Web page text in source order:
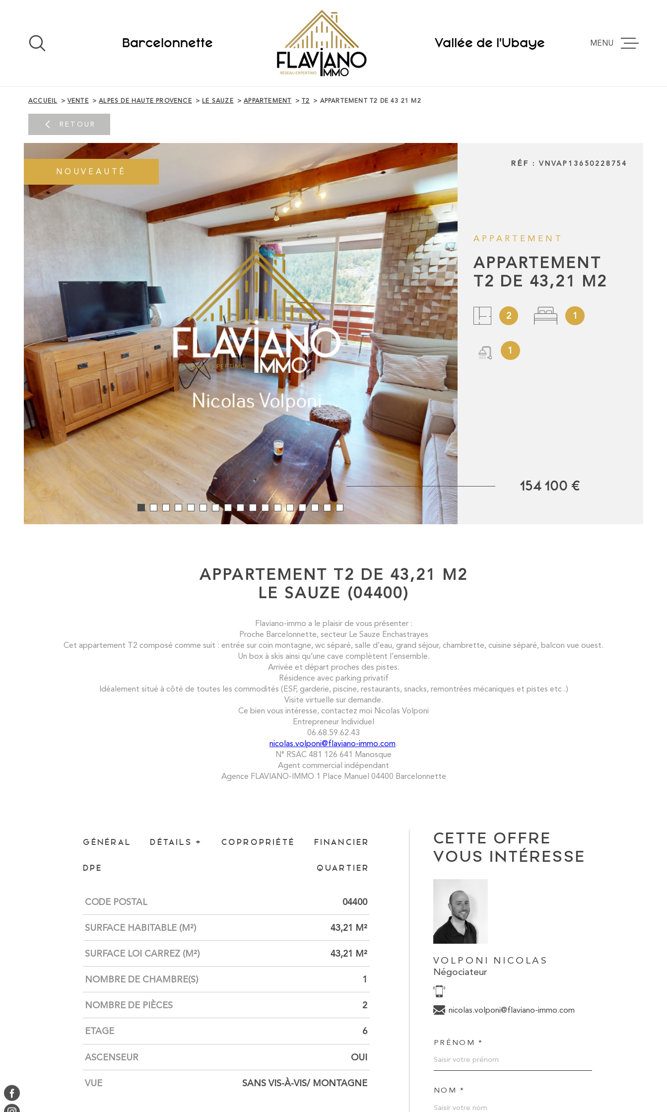
recherche
EXPERTISE
NOTRE
Barcelonnette Vallée de l'Ubaye MENU
ACCUEIL VENTE ALPES DE HAUTE PROVENCE LE SAUZE APPARTEMENT T2 APPARTEMENT T2 DE 43 21 M2
RETOUR
NOUVEAUTÉ
RÉF : VNVAP13650228754
APPARTEMENT
APPARTEMENT
T2 DE 43,21 M2
2 1
1
154 100 €
APPARTEMENT T2 DE 43,21 M2
LE SAUZE (04400)
Flaviano-immo a le plaisir de vous présenter :
Proche Barcelonnette, secteur Le Sauze Enchastrayes
Cet appartement T2 composé comme suit : entrée sur coin montagne, wc séparé, salle d’eau, grand séjour, chambrette, cuisine séparé, balcon vue ouest.
Un box à skis ainsi qu’une cave complètent l’ensemble.
Arrivée et départ proches des pistes.
Résidence avec parking privatif
Idéalement situé à côté de toutes les commodités (ESF, garderie, piscine, restaurants, snacks, remontrées mécaniques et pistes etc..)
Visite virtuelle sur demande.
Ce bien vous intéresse, contactez moi Nicolas Volponi
Entrepreneur Individuel
06.68.59.62.43
nicolas.volponi@flaviano-immo.com.
N° RSAC 481 126 641 Manosque
Agent commercial indépendant
Agence FLAVIANO-IMMO 1 Place Manuel 04400 Barcelonnette
GÉNÉRAL DÉTAILS + COPROPRIÉTÉ FINANCIER
DPE QUARTIER
Caractérisque Valeurs
CODE POSTAL 04400
SURFACE HABITABLE (M²) 43,21 M²
SURFACE LOI CARREZ (M²) 43,21 M²
NOMBRE DE CHAMBRE(S) 1
NOMBRE DE PIÈCES 2
ETAGE 6
ASCENSEUR OUI
VUE SANS VIS-À-VIS/ MONTAGNE
CETTE OFFRE
VOUS INTÉRESSE
VOLPONI NICOLAS
Négociateur
nicolas.volponi@flaviano-immo.com
PRÉNOM *
NOM *